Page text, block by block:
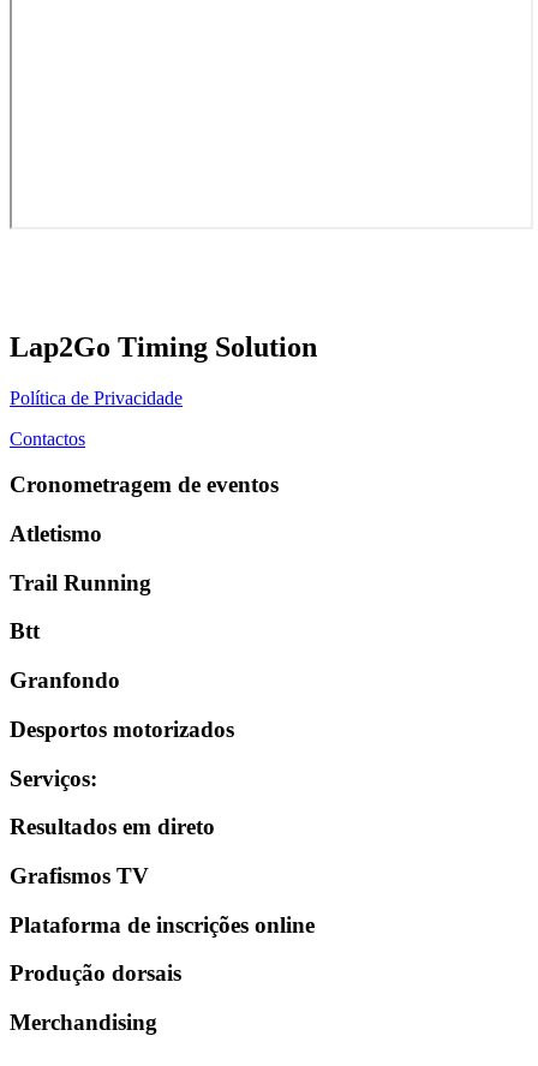
Lap2Go Timing Solution
Política de Privacidade
Contactos
Cronometragem de eventos
Atletismo
Trail Running
Btt
Granfondo
Desportos motorizados
Serviços:
Resultados em direto
Grafismos TV
Plataforma de inscrições online
Produção dorsais
Merchandising